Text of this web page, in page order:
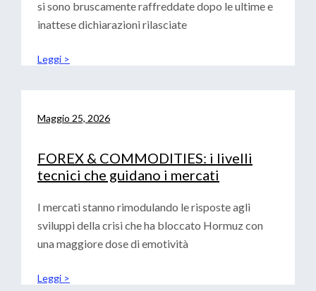
si sono bruscamente raffreddate dopo le ultime e
inattese dichiarazioni rilasciate
Leggi >
Maggio 25, 2026
FOREX & COMMODITIES: i livelli
tecnici che guidano i mercati
I mercati stanno rimodulando le risposte agli
sviluppi della crisi che ha bloccato Hormuz con
una maggiore dose di emotività
Leggi >